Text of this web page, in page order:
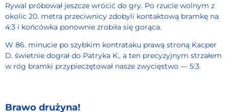
Rywal próbował jeszcze wrócić do gry. Po rzucie wolnym z
okolic 20. metra przeciwnicy zdobyli kontaktową bramkę na
4:3 i końcówka ponownie zrobiła się gorąca.
W 86. minucie po szybkim kontrataku prawą stroną Kacper
D. świetnie dograł do Patryka K., a ten precyzyjnym strzałem
w róg bramki przypieczętował nasze zwycięstwo — 5:3.
Brawo drużyna!